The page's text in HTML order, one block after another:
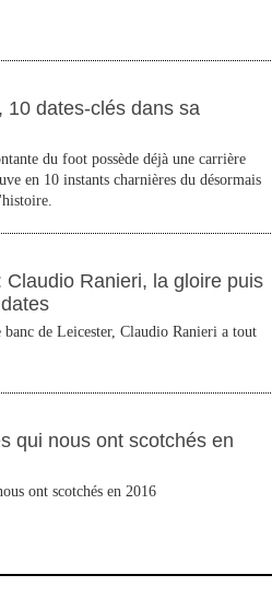
10 dates-clés dans sa
du foot possède déjà une carrière
en 10 instants charnières du désormais
Claudio Ranieri, la gloire puis
de Leicester, Claudio Ranieri a tout
qui nous ont scotchés en
ont scotchés en 2016